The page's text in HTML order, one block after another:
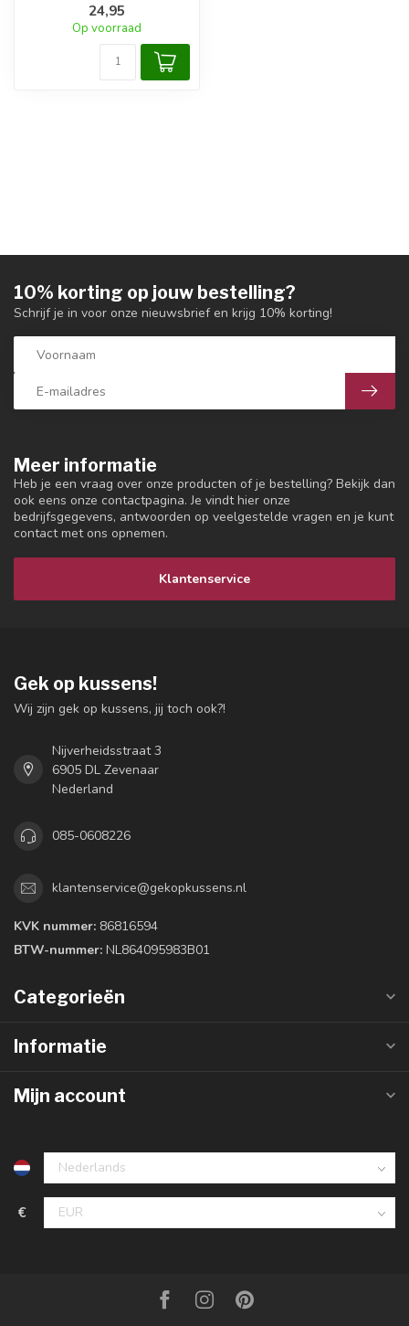
24,95
Op voorraad
Meer informatie
Heb je een vraag over onze producten of je bestelling? Bekijk dan
ook eens onze contactpagina. Je vindt hier onze
bedrijfsgegevens, antwoorden op veelgestelde vragen en je kunt
contact met ons opnemen.
Klantenservice
10% korting op jouw bestelling?
Schrijf je in voor onze nieuwsbrief en krijg 10% korting!
Gek op kussens!
Wij zijn gek op kussens, jij toch ook?!
Nijverheidsstraat 3
6905 DL Zevenaar
Nederland
085-0608226
klantenservice@gekopkussens.nl
KVK nummer: 86816594
BTW-nummer: NL864095983B01
Categorieën
Informatie
Mijn account
€